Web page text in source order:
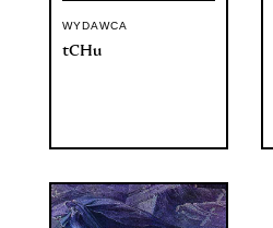
WYDAWCA
tCHu